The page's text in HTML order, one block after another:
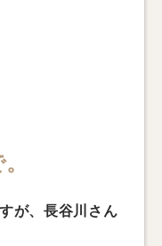
が、長谷川さん